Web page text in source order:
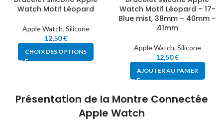
Watch Motif Léopard
Apple Watch, Silicone
12,50€
CHOIX DES OPTIONS
Watch Motif Léopard – 17-
Blue mist, 38mm – 40mm –
41mm
Apple Watch, Silicone
12,50€
AJOUTER AU PANIER
Présentation de la Montre Connectée
Apple Watch